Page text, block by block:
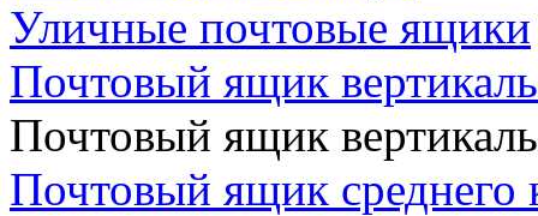
Уличные почтовые ящики
Почтовый ящик
Почтовый ящик
Почтовый ящик среднего